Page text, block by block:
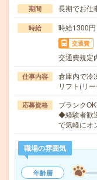
期間 長期でお仕
時給 時給1300円
交通費
交通費規定
仕事内容
倉庫内で冷
リフト(リ
応募資格
ブランク
◆経験者歓
で気軽に
職場の雰囲気
年齢層